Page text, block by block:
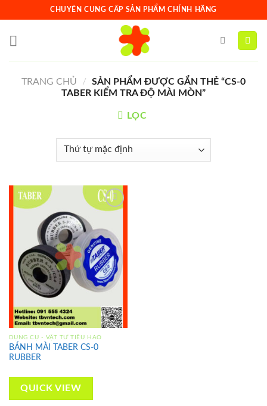
to
content
CHUYÊN CUNG CẤP SẢN PHẨM CHÍNH HÃNG
TRANG CHỦ /
SẢN PHẨM ĐƯỢC GẮN THẺ “CS-0
TABER KIỂM TRA ĐỘ MÀI MÒN”
LỌC
Add to
wishlist
DỤNG CỤ - VẬT TƯ TIÊU HAO
BÁNH MÀI TABER CS-0
RUBBER
QUICK VIEW